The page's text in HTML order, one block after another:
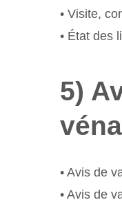
• Visite,
• État des
5)
• Avis de
• Avis de